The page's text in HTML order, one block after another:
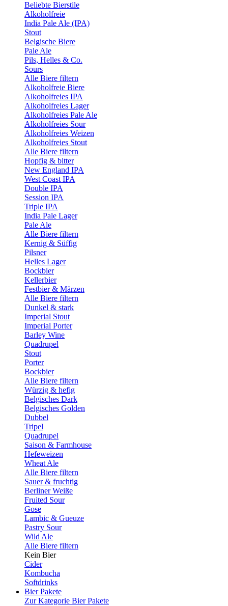
Beliebte Bierstile
Alkoholfreie
India Pale Ale (IPA)
Stout
Belgische Biere
Pale Ale
Pils, Helles & Co.
Sours
Alle Biere filtern
Alkoholfreie Biere
Alkoholfreies IPA
Alkoholfreies Lager
Alkoholfreies Pale Ale
Alkoholfreies Sour
Alkoholfreies Weizen
Alkoholfreies Stout
Alle Biere filtern
Hopfig & bitter
New England IPA
West Coast IPA
Double IPA
Session IPA
Triple IPA
India Pale Lager
Pale Ale
Alle Biere filtern
Kernig & Süffig
Pilsner
Helles Lager
Bockbier
Kellerbier
Festbier & Märzen
Alle Biere filtern
Dunkel & stark
Imperial Stout
Imperial Porter
Barley Wine
Quadrupel
Stout
Porter
Bockbier
Alle Biere filtern
Würzig & hefig
Belgisches Dark
Belgisches Golden
Dubbel
Tripel
Quadrupel
Saison & Farmhouse
Hefeweizen
Wheat Ale
Alle Biere filtern
Sauer & fruchtig
Berliner Weiße
Fruited Sour
Gose
Lambic & Gueuze
Pastry Sour
Wild Ale
Alle Biere filtern
Kein Bier
Cider
Kombucha
Softdrinks
Bier Pakete
Zur Kategorie Bier Pakete